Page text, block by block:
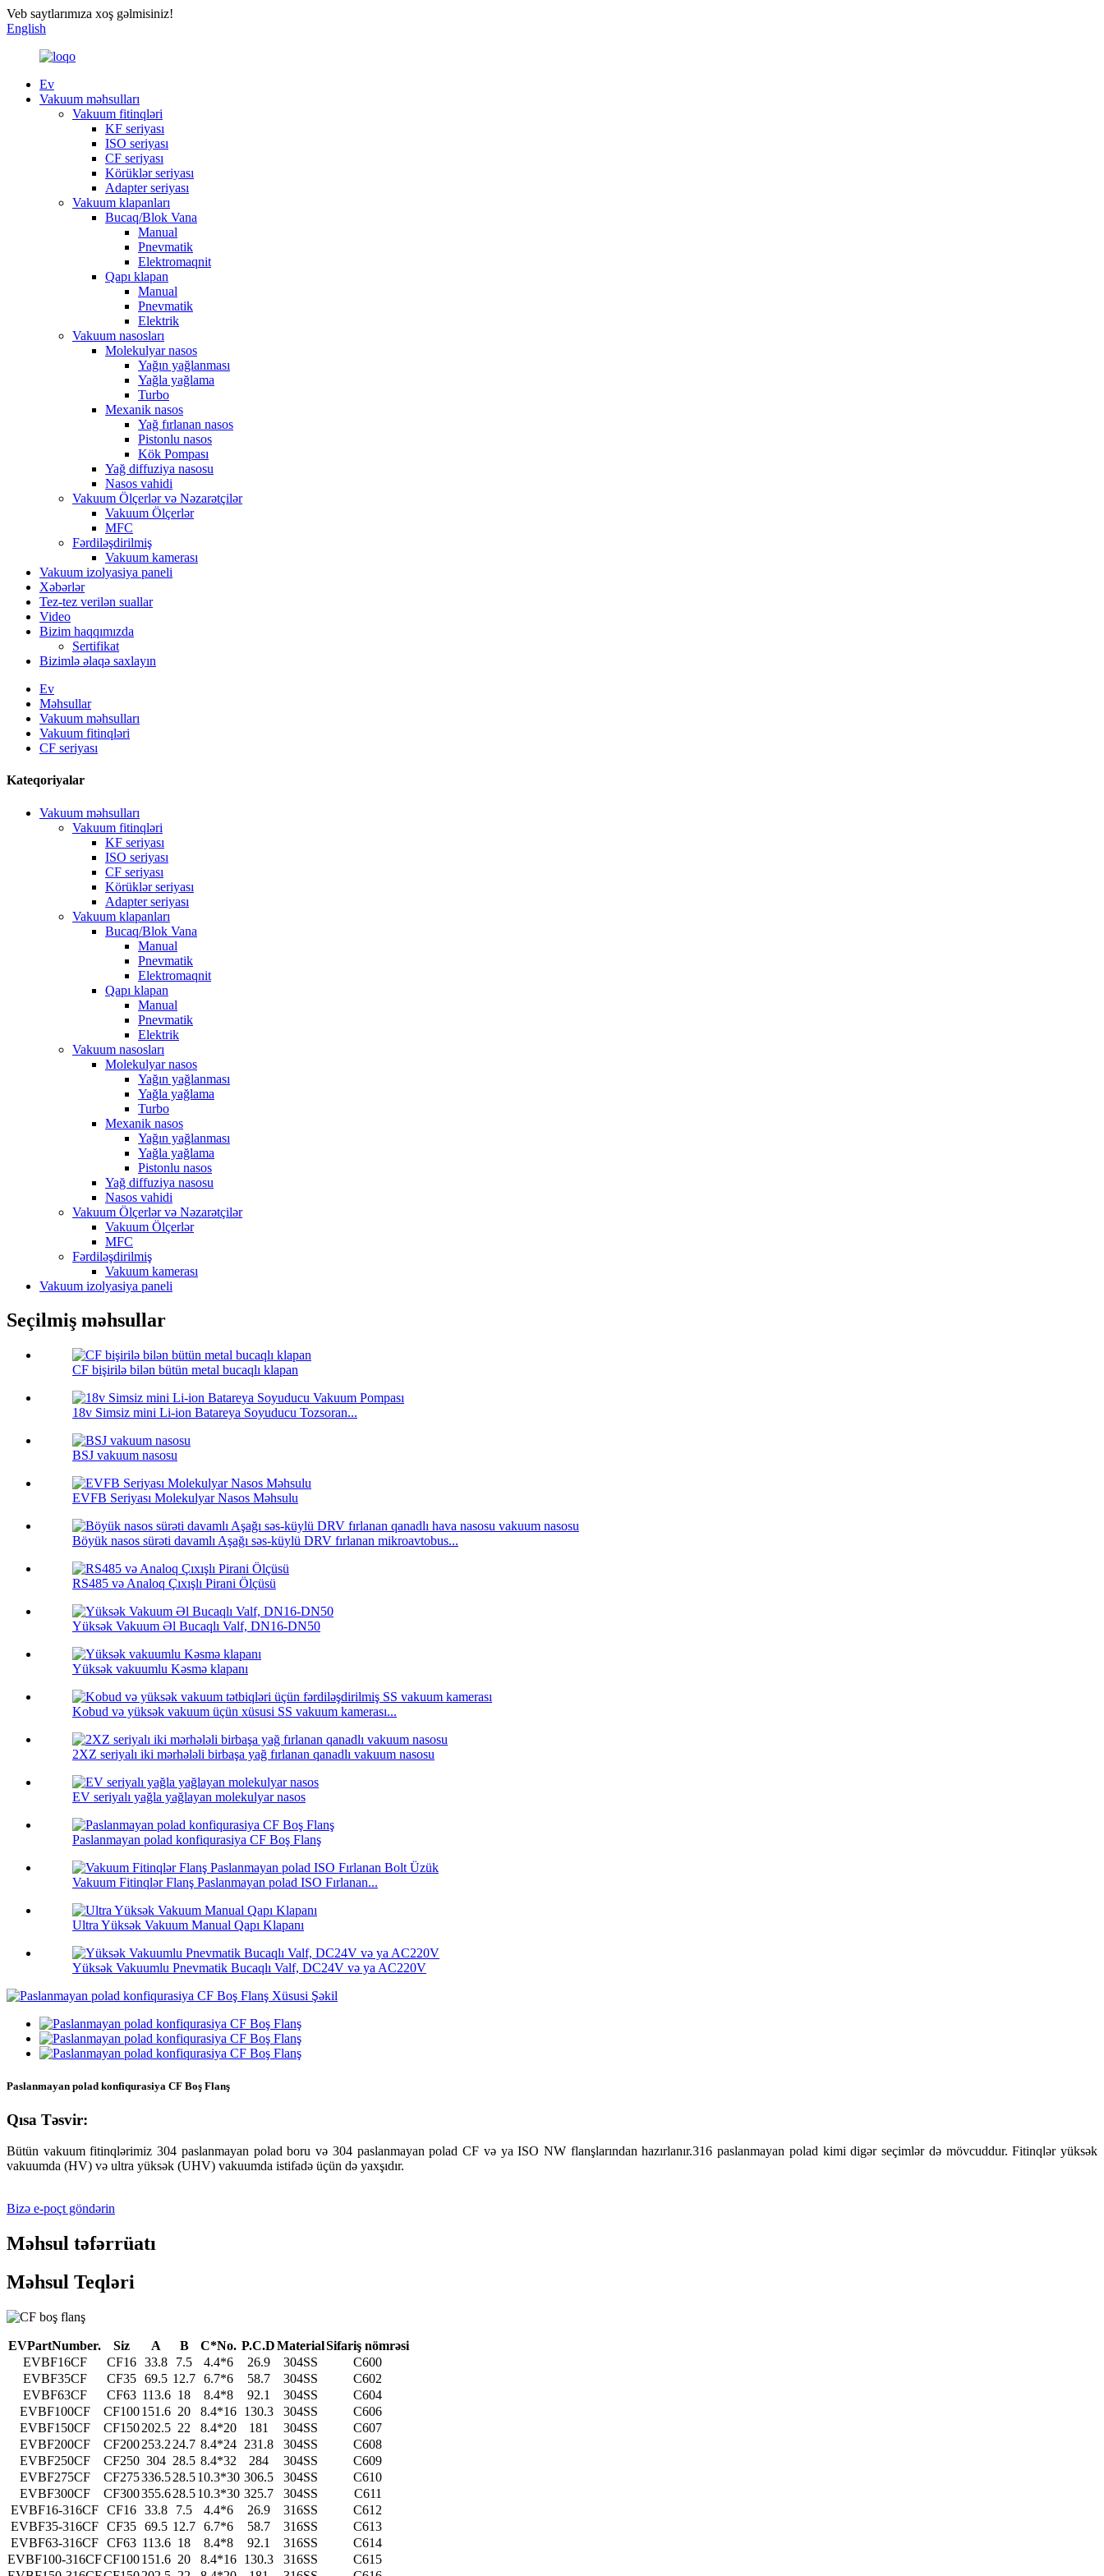
Veb saytlarımıza xoş gəlmisiniz!
English
Ev
Vakuum məhsulları
Vakuum fitinqləri
KF seriyası
ISO seriyası
CF seriyası
Körüklər seriyası
Adapter seriyası
Vakuum klapanları
Bucaq/Blok Vana
Manual
Pnevmatik
Elektromaqnit
Qapı klapan
Manual
Pnevmatik
Elektrik
Vakuum nasosları
Molekulyar nasos
Yağın yağlanması
Yağla yağlama
Turbo
Mexanik nasos
Yağ fırlanan nasos
Pistonlu nasos
Kök Pompası
Yağ diffuziya nasosu
Nasos vahidi
Vakuum Ölçerlər və Nəzarətçilər
Vakuum Ölçerlər
MFC
Fərdiləşdirilmiş
Vakuum kamerası
Vakuum izolyasiya paneli
Xəbərlər
Tez-tez verilən suallar
Video
Bizim haqqımızda
Sertifikat
Bizimlə əlaqə saxlayın
Ev
Məhsullar
Vakuum məhsulları
Vakuum fitinqləri
CF seriyası
Kateqoriyalar
Vakuum məhsulları
Vakuum fitinqləri
KF seriyası
ISO seriyası
CF seriyası
Körüklər seriyası
Adapter seriyası
Vakuum klapanları
Bucaq/Blok Vana
Manual
Pnevmatik
Elektromaqnit
Qapı klapan
Manual
Pnevmatik
Elektrik
Vakuum nasosları
Molekulyar nasos
Yağın yağlanması
Yağla yağlama
Turbo
Mexanik nasos
Yağın yağlanması
Yağla yağlama
Pistonlu nasos
Yağ diffuziya nasosu
Nasos vahidi
Vakuum Ölçerlər və Nəzarətçilər
Vakuum Ölçerlər
MFC
Fərdiləşdirilmiş
Vakuum kamerası
Vakuum izolyasiya paneli
Seçilmiş məhsullar
CF bişirilə bilən bütün metal bucaqlı klapan
18v Simsiz mini Li-ion Batareya Soyuducu Tozsoran...
BSJ vakuum nasosu
EVFB Seriyası Molekulyar Nasos Məhsulu
Böyük nasos sürəti davamlı Aşağı səs-küylü DRV fırlanan mikroavtobus...
RS485 və Analoq Çıxışlı Pirani Ölçüsü
Yüksək Vakuum Əl Bucaqlı Valf, DN16-DN50
Yüksək vakuumlu Kəsmə klapanı
Kobud və yüksək vakuum üçün xüsusi SS vakuum kamerası...
2XZ seriyalı iki mərhələli birbaşa yağ fırlanan qanadlı vakuum nasosu
EV seriyalı yağla yağlayan molekulyar nasos
Paslanmayan polad konfiqurasiya CF Boş Flanş
Vakuum Fitinqlər Flanş Paslanmayan polad ISO Fırlanan...
Ultra Yüksək Vakuum Manual Qapı Klapanı
Yüksək Vakuumlu Pnevmatik Bucaqlı Valf, DC24V və ya AC220V
Paslanmayan polad konfiqurasiya CF Boş Flanş
Qısa Təsvir:
Bütün vakuum fitinqlərimiz 304 paslanmayan polad boru və 304 paslanmayan polad CF və ya ISO NW flanşlarından hazırlanır.316 paslanmayan polad kimi digər seçimlər də mövcuddur. Fitinqlər yüksək
vakuumda (HV) və ultra yüksək (UHV) vakuumda istifadə üçün də yaxşıdır.
Bizə e-poçt göndərin
Məhsul təfərrüatı
Məhsul Teqləri
EVPartNumber. Siz A B C*No. P.C.DMaterialSifariş nömrəsi
EVBF16CF
CF16 33.8 7.5 4.4*6 26.9 304SS
C600
EVBF35CF
CF35 69.5 12.7 6.7*6 58.7 304SS
C602
EVBF63CF
CF63 113.6 18 8.4*8 92.1 304SS
C604
EVBF100CF
CF100151.6 20 8.4*16 130.3 304SS
C606
EVBF150CF
CF150202.5 22 8.4*20 181 304SS
C607
EVBF200CF
CF200253.2 24.7 8.4*24 231.8 304SS
C608
EVBF250CF
CF250 304 28.5 8.4*32 284 304SS
C609
EVBF275CF
CF275336.528.510.3*30 306.5 304SS
C610
EVBF300CF
CF300355.628.510.3*30 325.7 304SS
C611
EVBF16-316CF CF16 33.8 7.5 4.4*6 26.9 316SS
C612
EVBF35-316CF CF35 69.5 12.7 6.7*6 58.7 316SS
C613
EVBF63-316CF CF63 113.6 18 8.4*8 92.1 316SS
C614
EVBF100-316CFCF100151.6 20 8.4*16 130.3 316SS
C615